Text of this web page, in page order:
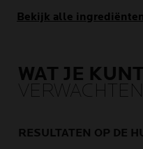
Bekijk alle ingrediënten
WAT JE KUNT
VERWACHTEN
RESULTATEN OP DE